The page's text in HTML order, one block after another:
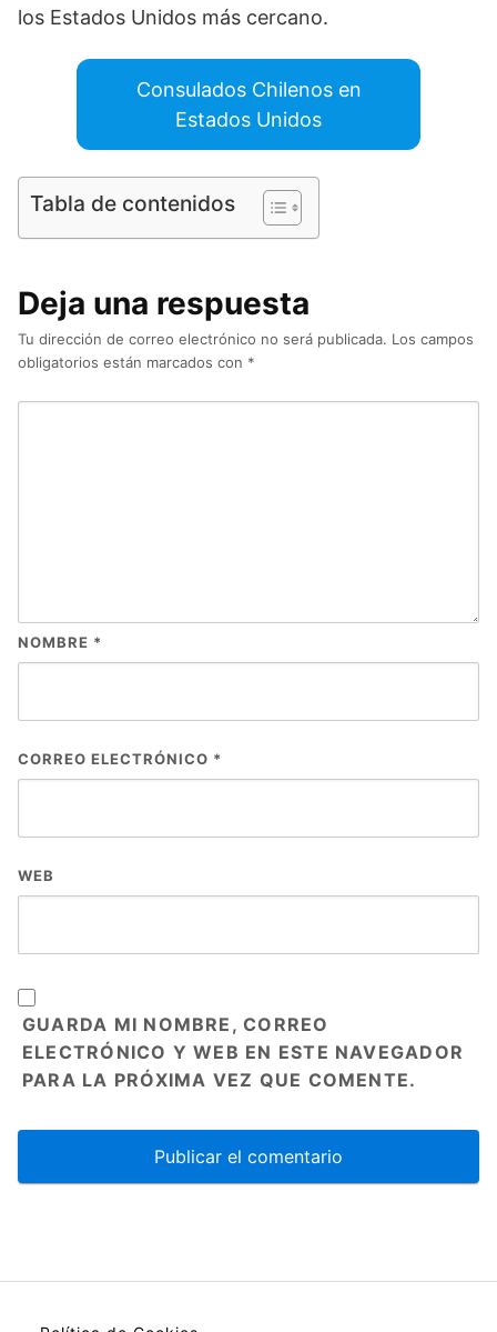
los Estados Unidos más cercano.
Consulados Chilenos en
Estados Unidos
Tabla de contenidos
Deja una respuesta
Tu dirección de correo electrónico no será publicada. Los campos
obligatorios están marcados con *
NOMBRE *
CORREO ELECTRÓNICO *
WEB
GUARDA MI NOMBRE, CORREO
ELECTRÓNICO Y WEB EN ESTE NAVEGADOR
PARA LA PRÓXIMA VEZ QUE COMENTE.